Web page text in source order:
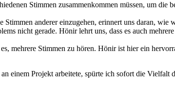
Stimmen zusammenkommen müssen, um​
Stimmen anderer⁤ einzugehen, erinnert uns daran,‍
nicht ‌gerade.⁤ Hönir lehrt uns, dass es auch
mehrere Stimmen zu hören. Hönir ist hier ein
⁢einem Projekt arbeitete, spürte ⁤ich sofort⁤ die